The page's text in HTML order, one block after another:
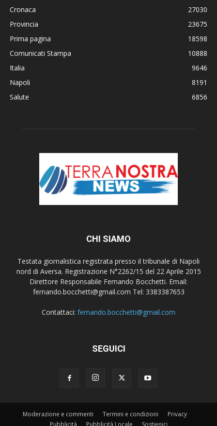
Cronaca
27030
Provincia
23675
Prima pagina
18598
Comunicati Stampa
10888
Italia
9646
Napoli
8191
Salute
6856
CHI SIAMO
Testata giornalistica registrata presso il tribunale di Napoli
nord di Aversa. Registrazione N°2262/15 del 22 Aprile 2015
Direttore Responsabile Fernando Bocchetti. Email:
fernando.bocchetti@gmail.com Tel: 3383387653
Contattaci: fernando.bocchetti@gmail.com
SEGUICI
Moderazione e commenti Termini e condizioni
Privacy
Pubblicità
Pubblicità Locale Sostienici